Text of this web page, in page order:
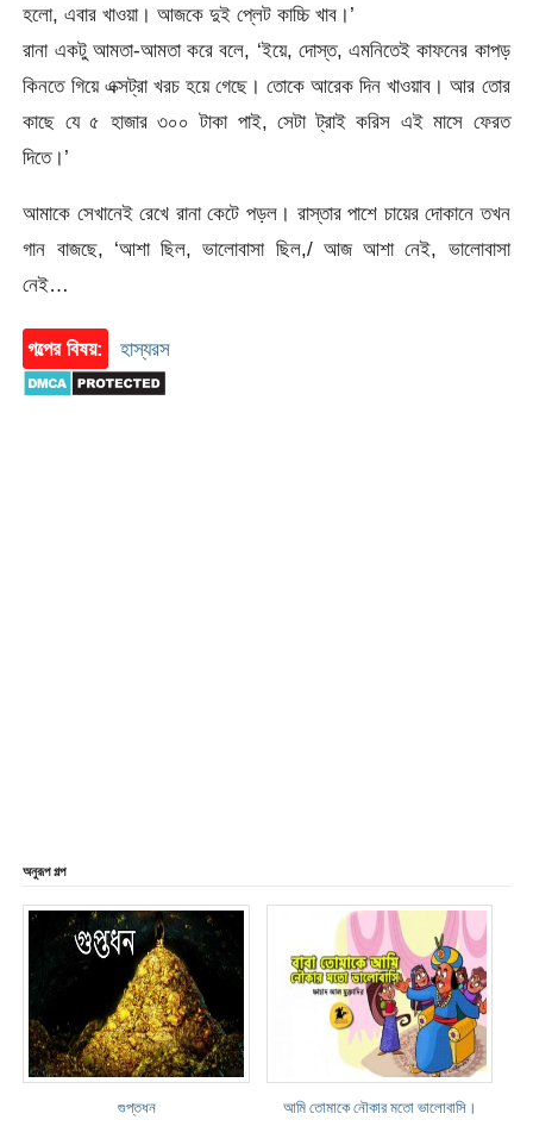
হলো, এবার খাওয়া। আজকে দুই প্লেট কাচ্চি খাব।’
রানা একটু আমতা-আমতা করে বলে, ‘ইয়ে, দোস্ত, এমনিতেই কাফনের কাপড়
কিনতে গিয়ে এক্সট্রা খরচ হয়ে গেছে। তোকে আরেক দিন খাওয়াব। আর তোর
কাছে যে ৫ হাজার ৩০০ টাকা পাই, সেটা ট্রাই করিস এই মাসে ফেরত
দিতে।’
আমাকে সেখানেই রেখে রানা কেটে পড়ল। রাস্তার পাশে চায়ের দোকানে তখন
গান বাজছে, ‘আশা ছিল, ভালোবাসা ছিল,/ আজ আশা নেই, ভালোবাসা
নেই…
গল্পের বিষয়: হাস্যরস
অনুরূপ গল্প
গুপ্তধন আমি তোমাকে নৌকার মতো ভালোবাসি।